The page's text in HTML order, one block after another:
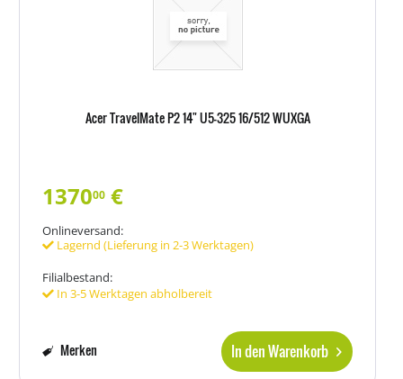
Acer TravelMate P2 14" U5-325 16/512 WUXGA
137000 €
Onlineversand:
Lagernd (Lieferung in 2-3 Werktagen)
Filialbestand:
In 3-5 Werktagen abholbereit
In den Warenkorb
Merken